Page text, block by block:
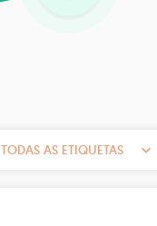
TODAS AS ETIQUETAS